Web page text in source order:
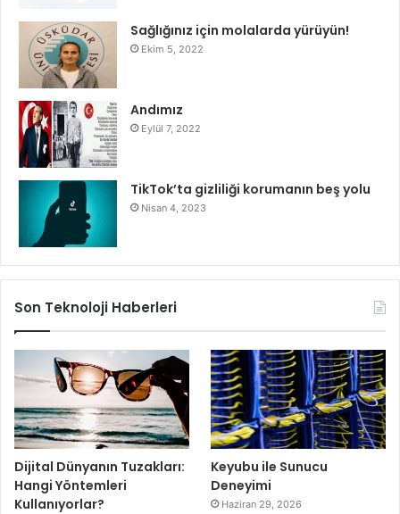
Sağlığınız için molalarda yürüyün!
Ekim 5, 2022
Andımız
Eylül 7, 2022
TikTok’ta gizliliği korumanın beş yolu
Nisan 4, 2023
Son Teknoloji Haberleri
Dijital Dünyanın Tuzakları:
Hangi Yöntemleri
Kullanıyorlar?
Keyubu ile Sunucu
Deneyimi
Haziran 29, 2026